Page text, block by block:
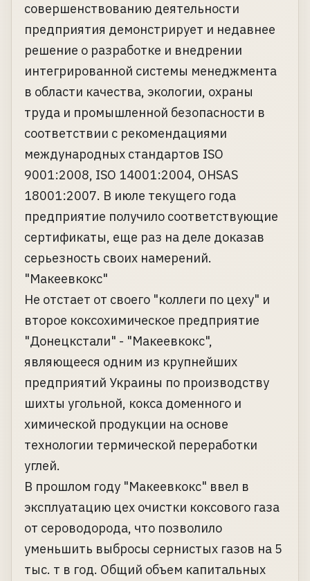
совершенствованию деятельности
предприятия демонстрирует и недавнее
решение о разработке и внедрении
интегрированной системы менеджмента
в области качества, экологии, охраны
труда и промышленной безопасности в
соответствии с рекомендациями
международных стандартов ISO
9001:2008, ISO 14001:2004, OHSAS
18001:2007. В июле текущего года
предприятие получило соответствующие
сертификаты, еще раз на деле доказав
серьезность своих намерений.
"Макеевкокс"
Не отстает от своего "коллеги по цеху" и
второе коксохимическое предприятие
"Донецкстали" - "Макеевкокс",
являющееся одним из крупнейших
предприятий Украины по производству
шихты угольной, кокса доменного и
химической продукции на основе
технологии термической переработки
углей.
В прошлом году "Макеевкокс" ввел в
эксплуатацию цех очистки коксового газа
от сероводорода, что позволило
уменьшить выбросы сернистых газов на 5
тыс. т в год. Общий объем капитальных